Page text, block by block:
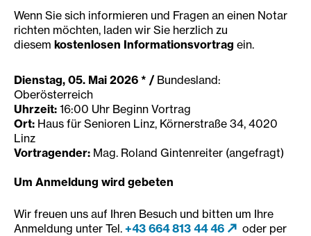
Wenn Sie sich informieren und Fragen an einen Notar
richten möchten, laden wir Sie herzlich zu
diesem kostenlosen Informationsvortrag ein.
Dienstag, 05. Mai 2026 * / Bundesland:
Oberösterreich
Uhrzeit: 16:00 Uhr Beginn Vortrag
Ort: Haus für Senioren Linz, Körnerstraße 34, 4020
Linz
Vortragender: Mag. Roland Gintenreiter (angefragt)
Um Anmeldung wird gebeten
Wir freuen uns auf Ihren Besuch und bitten um Ihre
Anmeldung unter Tel. +43 664 813 44 46
oder per